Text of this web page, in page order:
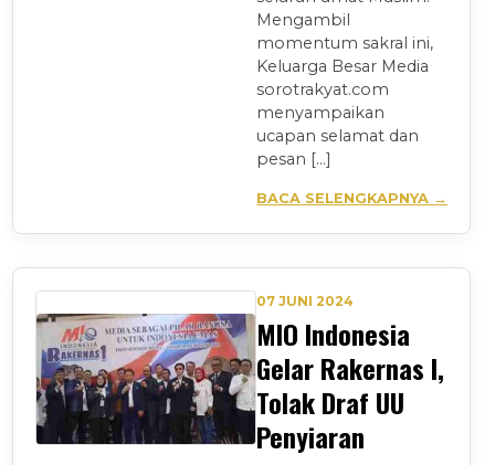
Mengambil
momentum sakral ini,
Keluarga Besar Media
sorotrakyat.com
menyampaikan
ucapan selamat dan
pesan […]
BACA SELENGKAPNYA →
07 JUNI 2024
MIO Indonesia
Gelar Rakernas I,
Tolak Draf UU
Penyiaran